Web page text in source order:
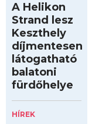
A Helikon
Strand lesz
Keszthely
díjmentesen
látogatható
balatoni
fürdőhelye
HÍREK